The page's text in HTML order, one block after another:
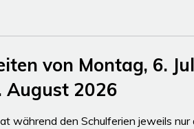
von Montag, 6.
August 2026
während den Schulferien jeweils nur